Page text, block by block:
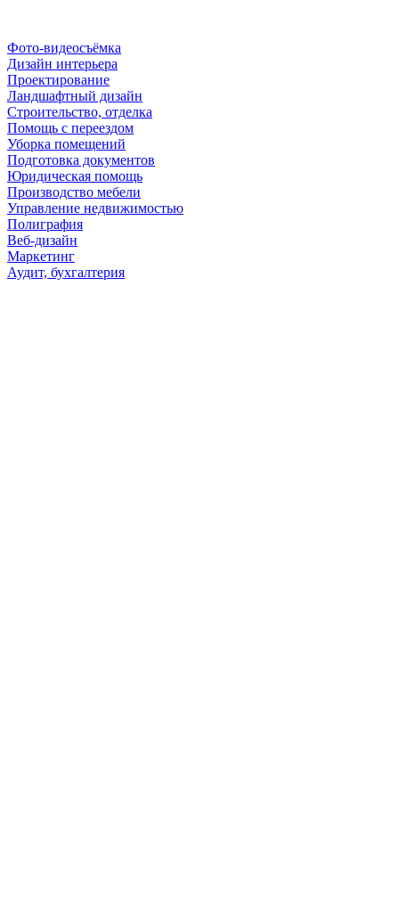
Фото-видеосъёмка
Дизайн интерьера
Проектирование
Ландшафтный дизайн
Строительство, отделка
Помощь с переездом
Уборка помещений
Подготовка документов
Юридическая помощь
Производство мебели
Управление недвижимостью
Полиграфия
Веб-дизайн
Маркетинг
Аудит, бухгалтерия